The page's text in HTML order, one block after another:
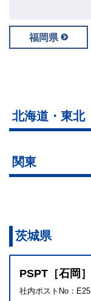
福岡県
北海道・東北
関東
茨城県
PSPT［石岡］
社内ポストNo：E25